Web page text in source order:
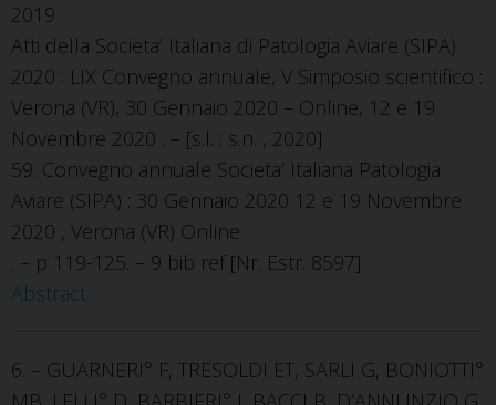
2019
Atti della Societa’ Italiana di Patologia Aviare (SIPA)
2020 : LIX Convegno annuale, V Simposio scientifico :
Verona (VR), 30 Gennaio 2020 – Online, 12 e 19
Novembre 2020 . – [s.l. : s.n. , 2020]
59. Convegno annuale Societa’ Italiana Patologia
Aviare (SIPA) : 30 Gennaio 2020 12 e 19 Novembre
2020 , Verona (VR) Online
. – p 119-125. – 9 bib ref [Nr. Estr. 8597]
Abstract
6. – GUARNERI° F, TRESOLDI ET, SARLI G, BONIOTTI°